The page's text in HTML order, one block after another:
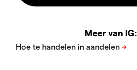
Meer van IG: